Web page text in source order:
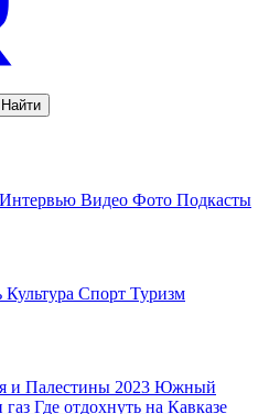
Найти
Интервью Видео Фото Подкасты
Культура Спорт Туризм
и Палестины 2023 Южный
газ Где отдохнуть на Кавказе